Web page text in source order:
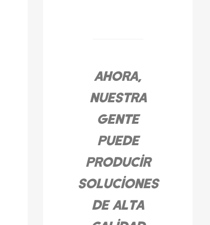
Ahora,
nuestra
gente
puede
producir
soluciones
de alta